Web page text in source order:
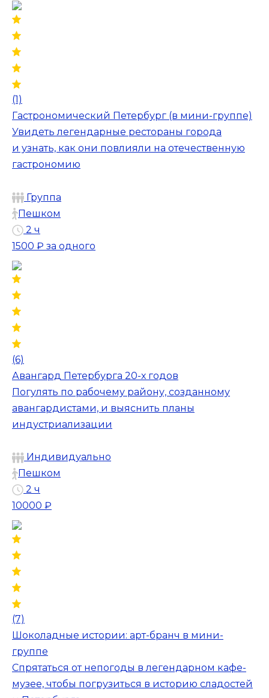
(1)
Гастрономический Петербург (в мини-группе)
Увидеть легендарные рестораны города
и узнать, как они повлияли на отечественную
гастрономию
Группа
Пешком
2 ч
1500 ₽ за одного
(6)
Авангард Петербурга 20-х годов
Погулять по рабочему району, созданному
авангардистами, и выяснить планы
индустриализации
Индивидуально
Пешком
2 ч
10000 ₽
(7)
Шоколадные истории: арт-бранч в мини-
группе
Спрятаться от непогоды в легендарном кафе-
музее, чтобы погрузиться в историю сладостей